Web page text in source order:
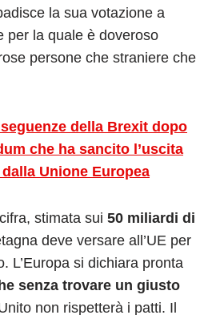
la sua votazione a
per la quale è doveroso
persone che straniere che
della Brexit dopo
che ha sancito l’uscita
Unione Europea
stimata sui 50 miliardi di
deve versare all’UE per
L’Europa si dichiara pronta
senza trovare un giusto
non rispetterà i patti. Il